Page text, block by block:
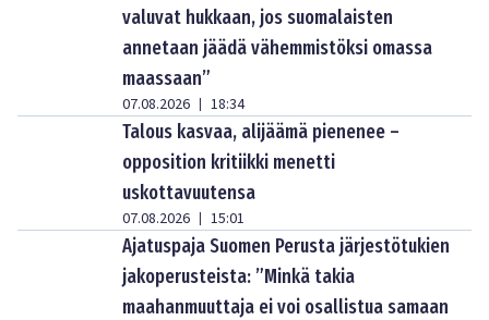
valuvat hukkaan, jos suomalaisten
annetaan jäädä vähemmistöksi omassa
maassaan”
07.08.2026 | 18:34
Talous kasvaa, alijäämä pienenee –
opposition kritiikki menetti
uskottavuutensa
07.08.2026 | 15:01
Ajatuspaja Suomen Perusta järjestötukien
jakoperusteista: ”Minkä takia
maahanmuuttaja ei voi osallistua samaan